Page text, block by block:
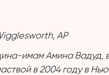
AP
имам Амина Вадуд,
в 2004 году в